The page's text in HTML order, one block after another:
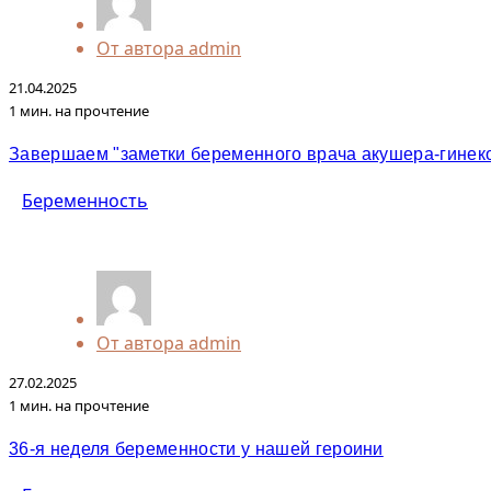
От автора admin
21.04.2025
1 мин. на прочтение
Завершаем "заметки беременного врача акушера-
Беременность
От автора admin
27.02.2025
1 мин. на прочтение
36-я неделя беременности у нашей героини